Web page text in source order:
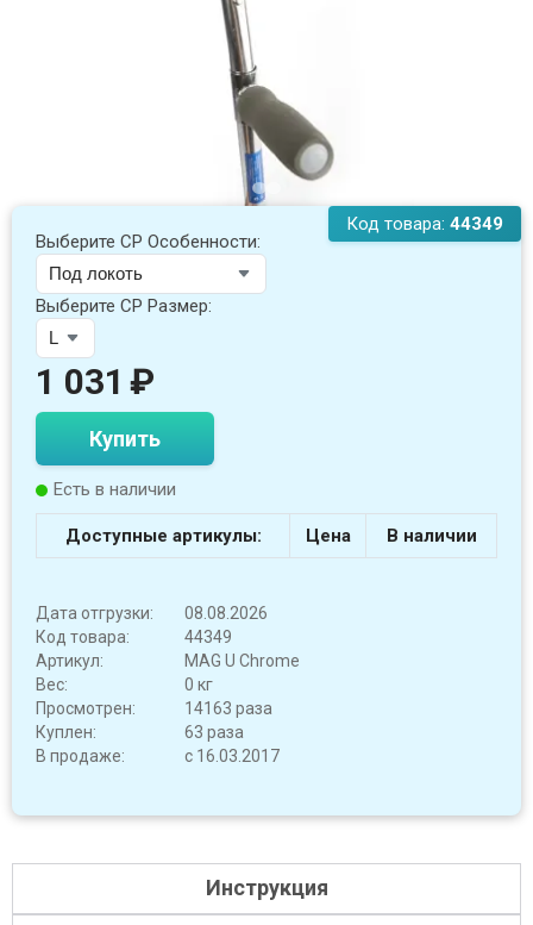
Код товара: 44349
Выберите СР Особенности:
Выберите СР Размер:
1 031 ₽
Купить
Есть в наличии
Доступные артикулы: Цена В наличии
Дата отгрузки:
08.08.2026
Код товара:
44349
Артикул:
MAG U Chrome
Вес:
0 кг
Просмотрен:
14163 раза
Куплен:
63 раза
В продаже:
с 16.03.2017
Инструкция